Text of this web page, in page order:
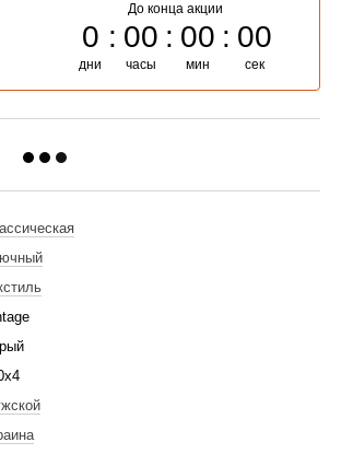
До конца акции
0
дни
00
часы
00
мин
00
сек